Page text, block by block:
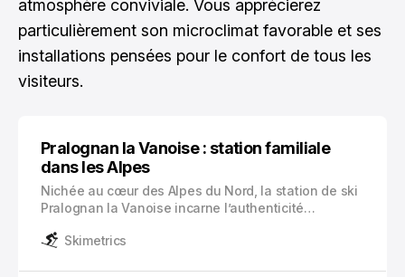
atmosphère conviviale. Vous apprécierez
particulièrement son microclimat favorable et ses
installations pensées pour le confort de tous les
visiteurs.
Pralognan la Vanoise : station familiale
dans les Alpes
Nichée au cœur des Alpes du Nord, la station de ski
Pralognan la Vanoise incarne l’authenticité
traditionnel de 725 habitants se distingue par son
Skimetrics